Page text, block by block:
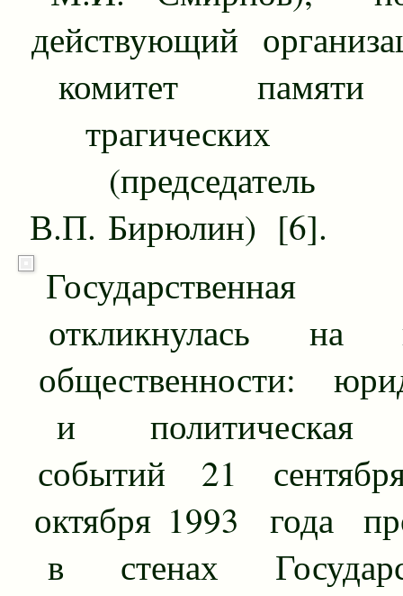
действующий
комитет памяти
трагических
В.П. Бирюлин) [6].
откликнулась на
общественности:
и политическая
событий 21
октября 1993 года
в стенах